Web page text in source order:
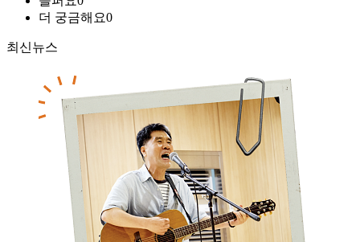
더 궁금해요0
최신뉴스